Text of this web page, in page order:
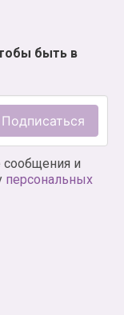
быть в
Подписаться
сообщения и
персональных